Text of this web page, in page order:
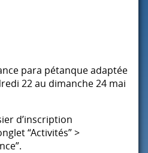
para pétanque adaptée
22 au dimanche 24 mai
d’inscription
“Activités” >